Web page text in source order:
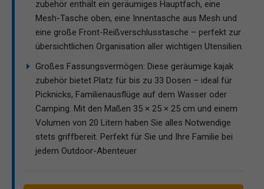
zubehör enthält ein geräumiges Hauptfach, eine
Mesh-Tasche oben, eine Innentasche aus Mesh und
eine große Front-Reißverschlusstasche – perfekt zur
übersichtlichen Organisation aller wichtigen Utensilien.
Großes Fassungsvermögen: Diese geräumige kajak
zubehör bietet Platz für bis zu 33 Dosen – ideal für
Picknicks, Familienausflüge auf dem Wasser oder
Camping. Mit den Maßen 35 × 25 × 25 cm und einem
Volumen von 20 Litern haben Sie alles Notwendige
stets griffbereit. Perfekt für Sie und Ihre Familie bei
jedem Outdoor-Abenteuer